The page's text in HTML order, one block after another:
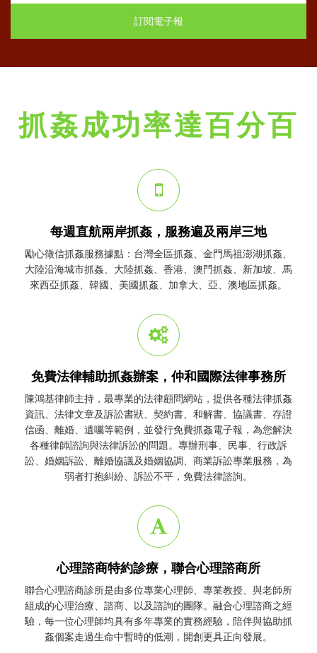
抓姦成功率達百分百
每週直航兩岸抓姦，服務遍及兩岸三地
勵心徵信抓姦服務據點：台灣全區抓姦、金門馬祖澎湖抓姦、
大陸沿海城市抓姦、大陸抓姦、香港、澳門抓姦、新加坡、馬
來西亞抓姦、韓國、美國抓姦、加拿大、亞、澳地區抓姦。
免費法律輔助抓姦辦案，仲和國際法律事務所
陳鴻基律師主持，最專業的法律顧問網站，提供各種法律抓姦
資訊、法律文章及訴訟書狀、契約書、和解書、協議書、存證
信函、離婚、遺囑等範例，並發行免費抓姦電子報，為您解決
各種律師諮詢與法律訴訟的問題。專辦刑事、民事、行政訴
訟、婚姻訴訟、離婚協議及婚姻協調、商業訴訟專業服務，為
弱者打抱糾紛、訴訟不平，免費法律諮詢。
心理諮商特約診療，聯合心理諮商所
聯合心理諮商診所是由多位專業心理師、專業教授、與老師所
組成的心理治療、諮商、以及諮詢的團隊。融合心理諮商之經
驗，每一位心理師均具有多年專業的實務經驗，陪伴與協助抓
姦個案走過生命中暫時的低潮，開創更具正向發展。